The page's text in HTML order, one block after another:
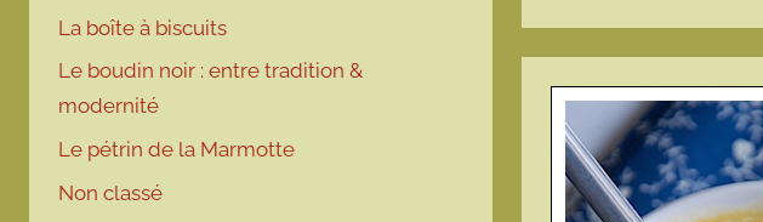
La boîte à biscuits
Le boudin noir : entre tradition &
modernité
Le pétrin de la Marmotte
Non classé